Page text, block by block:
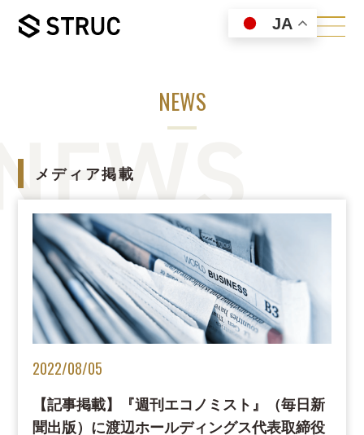
JA
NEWS
メディア掲載
2022/08/05
【記事掲載】『週刊エコノミスト』（毎日新
聞出版）に渡辺ホールディングス代表取締役